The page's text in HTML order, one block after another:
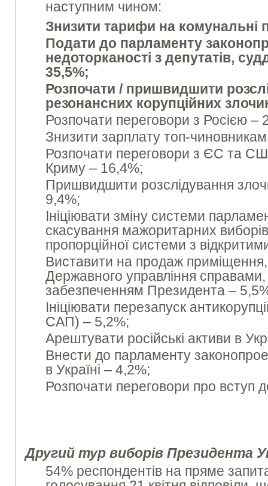
наступним чином:
Знизити тарифи на комунальні
Подати до парламенту
недоторканості з депутатів,
35,5%;
Розпочати / пришвидшити
резонансних корупційних
Розпочати переговори з Росією –
Знизити зарплату топ-
Розпочати переговори з ЄС та
Криму – 16,4%;
Пришвидшити розслідування
9,4%;
Ініціювати зміну системи
скасування мажоритарних виборів
пропорційної системи з
Виставити на продаж приміщення,
Державного управління
забезпеченням Президента –
Ініціювати перезапуск
САП) – 5,2%;
Арештувати російські активи в
Внести до парламенту
в Україні – 4,2%;
Розпочати переговори про вступ
Другий тур виборів Президента
54% респондентів на пряме